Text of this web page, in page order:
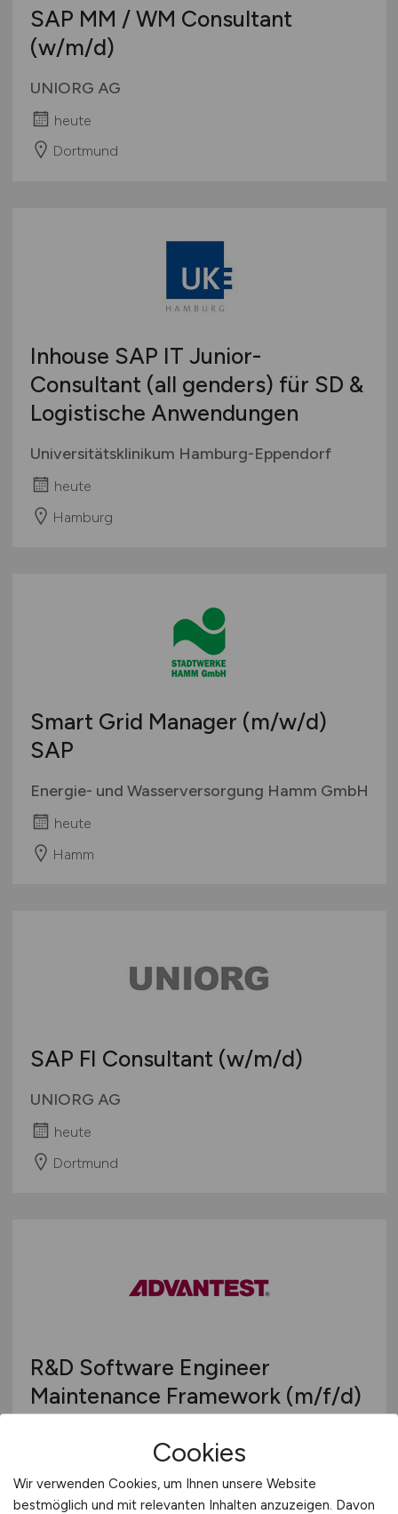
SAP MM / WM Consultant
(w/m/d)
UNIORG AG
heute
Dortmund
Inhouse SAP IT Junior-
Consultant (all genders) für SD &
Logistische Anwendungen
Universitätsklinikum Hamburg-Eppendorf
heute
Hamburg
Smart Grid Manager (m/w/d)
SAP
Energie- und Wasserversorgung Hamm GmbH
heute
Hamm
SAP FI Consultant (w/m/d)
UNIORG AG
heute
Dortmund
R&D Software Engineer
Maintenance Framework (m/f/d)
Böblingen
Cookies
Wir verwenden Cookies, um Ihnen unsere Website
bestmöglich und mit relevanten Inhalten anzuzeigen. Davon